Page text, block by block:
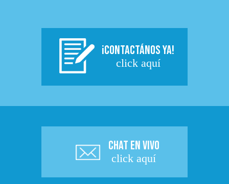
¡CONTACTÁNOS YA!
click aquí
CHAT EN VIVO
click aquí